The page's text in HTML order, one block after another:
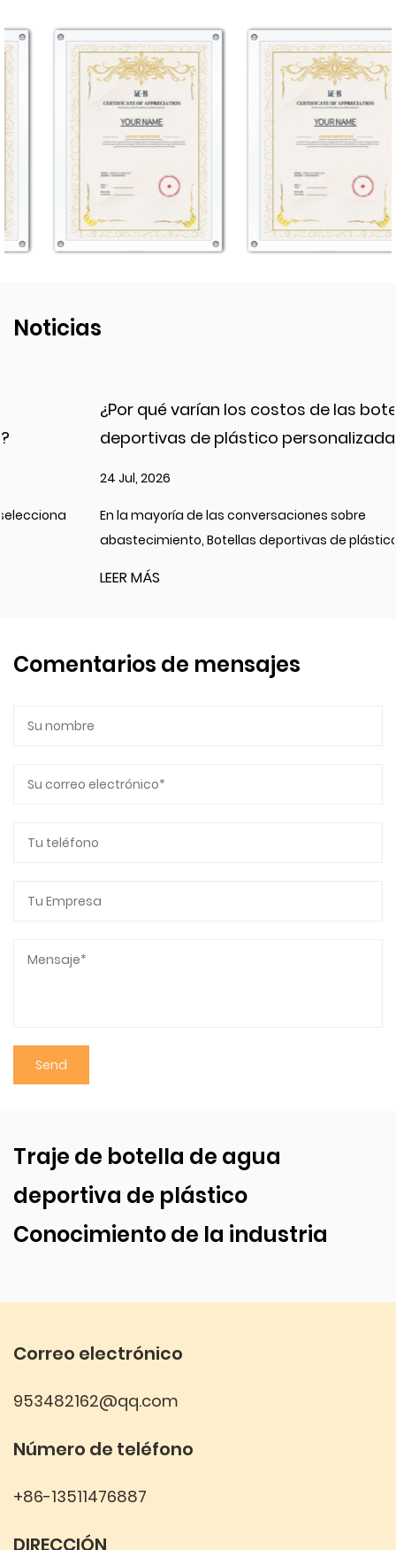
Noticias
¿Por qué varían los costos de las botellas
deportivas de plástico personalizadas?
En la mayoría de las conversaciones sobre
abastecimiento, Botellas deportivas de plástico...
Comentarios de mensajes
Traje de botella de agua
deportiva de plástico
Conocimiento de la industria
Correo electrónico
953482162@qq.com
Número de teléfono
+86-13511476887
DIRECCIÓN